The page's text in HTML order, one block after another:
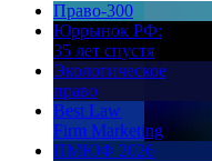
Право-300
Юррынок РФ:
35 лет спустя
Экологическое
право
Best Law
Firm Marketing
ПМЮФ 2026